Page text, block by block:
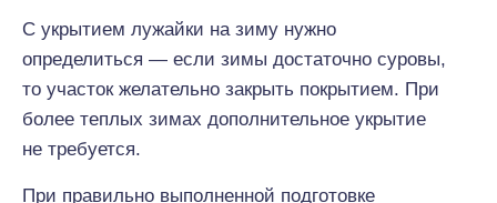
С укрытием лужайки на зиму нужно
определиться — если зимы достаточно суровы,
то участок желательно закрыть покрытием. При
более теплых зимах дополнительное укрытие
не требуется.
При правильно выполненной подготовке